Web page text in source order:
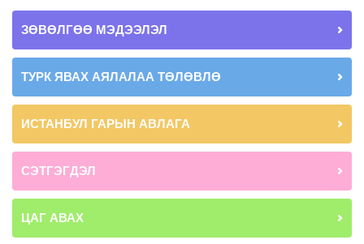
ЗӨВӨЛГӨӨ МЭДЭЭЛЭЛ
ТУРК ЯВАХ АЯЛАЛАА ТӨЛӨВЛӨ
ИСТАНБУЛ ГАРЫН АВЛАГА
СЭТГЭГДЭЛ
ЦАГ АВАХ